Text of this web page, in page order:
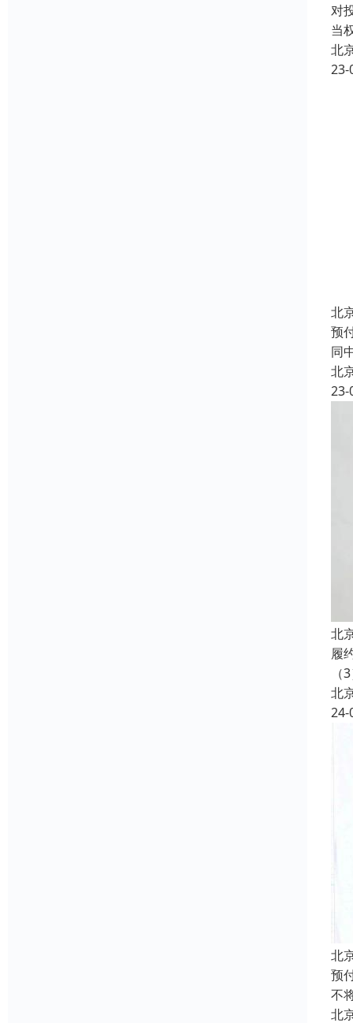
对
当
北
23-
北
预
同
北
23-
北
履
北
24-
北
预
不
北